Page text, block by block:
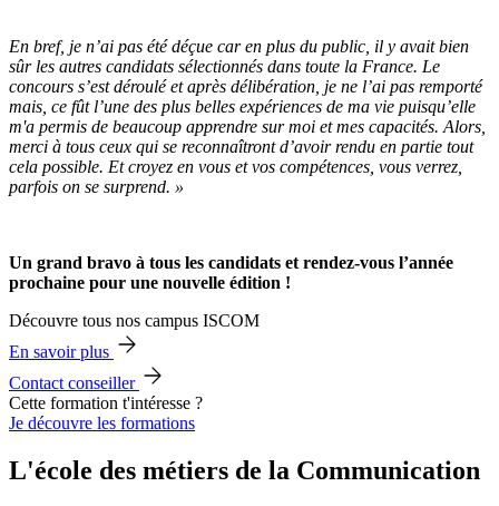
En bref, je n’ai pas été déçue car en plus du public, il y avait bien
sûr les autres candidats sélectionnés dans toute la France. Le
concours s’est déroulé et après délibération, je ne l’ai pas remporté
mais, ce fût l’une des plus belles expériences de ma vie puisqu’elle
m'a permis de beaucoup apprendre sur moi et mes capacités. Alors,
merci à tous ceux qui se reconnaîtront d’avoir rendu en partie tout
cela possible. Et croyez en vous et vos compétences, vous verrez,
parfois on se surprend. »
Un grand bravo à tous les candidats et rendez-vous l’année
prochaine pour une nouvelle édition !
Découvre tous nos campus ISCOM
En savoir plus
Contact conseiller
Cette formation t'intéresse ?
Je découvre les formations
L'école des métiers de la Communication